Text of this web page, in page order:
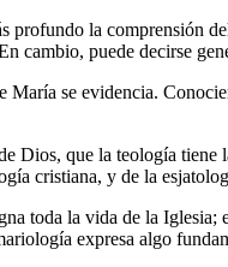
profundo la comprensión
cambio, puede decirse
se evidencia.
Dios, que la teología
cristiana, y de la
toda la vida de la
expresa algo